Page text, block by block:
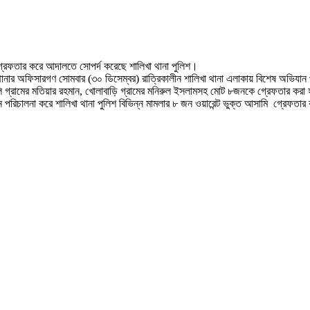
করে আদালতে সোপর্দ করেছে শালিখা থানা পুলিশ।
অফিসারগণ সোমবার (৩০ ডিসেম্বর) রাত্রিকালীন শালিখা থানা এলাকায় বিশেষ
মতিয়ার রহমান, খোলাবাড়ি গ্রামের মনিরুল ইসলামসহ মোট ৮জনকে গ্রেফতার করা
পরিচালনা করে শালিখা থানা পুলিশ বিভিন্ন মামলার ৮ জন ওয়ারেন্ট ভুক্ত আসামি